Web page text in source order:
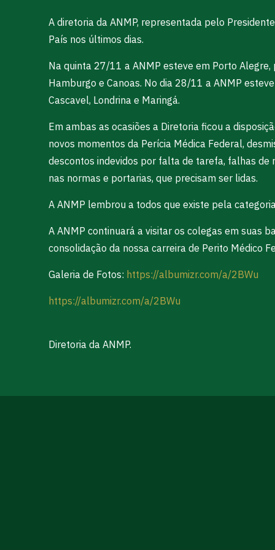
A diretoria da ANMP, representada pelo
País nos últimos dias.
Na quinta 27/11 a ANMP esteve em Porto Alegre,
Hamburgo e Canoas. No dia 28/11 a ANMP
Cascavel, Londrina e Maringá.
Em ambas as ocasiões a Diretoria ficou a
novos momentos da Perícia Médica Federal,
descontos indevidos por falta de tarefa, falhas
nas normas e portarias, que precisam ser lidas.
A ANMP lembrou a todos que existe pela
A ANMP continuará a visitar os colegas em suas
consolidação da nossa carreira de Perito Médico
Galeria de Fotos: https://albumizr.com/a/2BWu
https://albumizr.com/a/2BWu
Diretoria da ANMP.